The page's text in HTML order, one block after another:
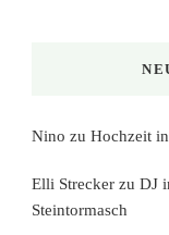
Nino zu Hochzeit
Elli Strecker zu DJ
Steintormasch